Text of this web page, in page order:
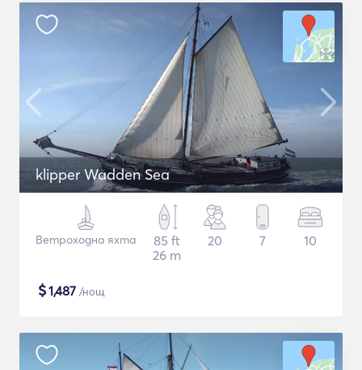
klipper Wadden Sea
Ветроходна яхта
85 ft
26 m
20 7 10
$1,487 /нощ